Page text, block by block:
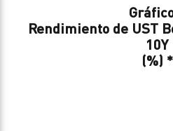
Rendimiento de UST
10Y
(%) *